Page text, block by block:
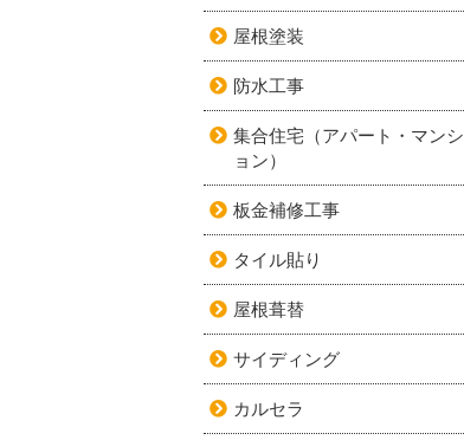
屋根塗装
防水工事
集合住宅（アパート・マンシ
ョン）
板金補修工事
タイル貼り
屋根葺替
サイディング
カルセラ